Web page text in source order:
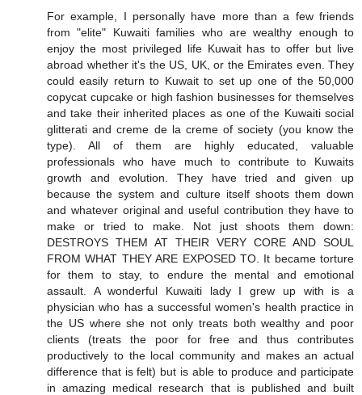
For example, I personally have more than a few friends
from "elite" Kuwaiti families who are wealthy enough to
enjoy the most privileged life Kuwait has to offer but live
abroad whether it's the US, UK, or the Emirates even. They
could easily return to Kuwait to set up one of the 50,000
copycat cupcake or high fashion businesses for themselves
and take their inherited places as one of the Kuwaiti social
glitterati and creme de la creme of society (you know the
type). All of them are highly educated, valuable
professionals who have much to contribute to Kuwaits
growth and evolution. They have tried and given up
because the system and culture itself shoots them down
and whatever original and useful contribution they have to
make or tried to make. Not just shoots them down:
DESTROYS THEM AT THEIR VERY CORE AND SOUL
FROM WHAT THEY ARE EXPOSED TO. It became torture
for them to stay, to endure the mental and emotional
assault. A wonderful Kuwaiti lady I grew up with is a
physician who has a successful women's health practice in
the US where she not only treats both wealthy and poor
clients (treats the poor for free and thus contributes
productively to the local community and makes an actual
difference that is felt) but is able to produce and participate
in amazing medical research that is published and built